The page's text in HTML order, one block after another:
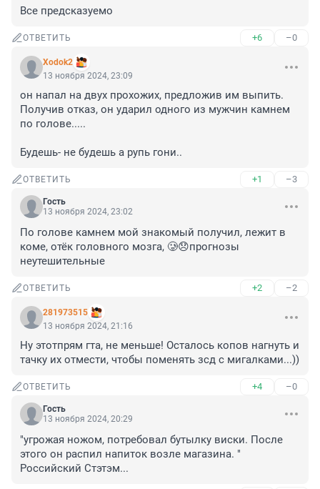
Все предсказуемо
ОТВЕТИТЬ +6 –0
Xodok2
13 ноября 2024, 23:09
он напал на двух прохожих, предложив им выпить.
Получив отказ, он ударил одного из мужчин камнем
по голове.....
Будешь- не будешь а рупь гони..
ОТВЕТИТЬ +1 –3
Гость
13 ноября 2024, 23:02
По голове камнем мой знакомый получил, лежит в
коме, отёк головного мозга, 🥲😞прогнозы
неутешительные
ОТВЕТИТЬ +2 –2
281973515
13 ноября 2024, 21:16
Ну этотпрям гта, не меньше! Осталось копов нагнуть и
тачку их отмести, чтобы поменять зсд с мигалками...))
ОТВЕТИТЬ +4 –0
Гость
13 ноября 2024, 20:29
"угрожая ножом, потребовал бутылку виски. После
этого он распил напиток возле магазина. "
Российский Стэтэм...